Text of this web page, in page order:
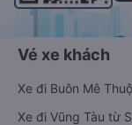
Vé xe khách
Xe đi Buôn Mê
Xe đi Vũng Tàu từ